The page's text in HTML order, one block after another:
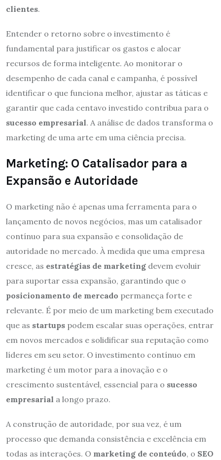
clientes.
Entender o retorno sobre o investimento é
fundamental para justificar os gastos e alocar
recursos de forma inteligente. Ao monitorar o
desempenho de cada canal e campanha, é possível
identificar o que funciona melhor, ajustar as táticas e
garantir que cada centavo investido contribua para o
sucesso empresarial. A análise de dados transforma o
marketing de uma arte em uma ciência precisa.
Marketing: O Catalisador para a
Expansão e Autoridade
O marketing não é apenas uma ferramenta para o
lançamento de novos negócios, mas um catalisador
contínuo para sua expansão e consolidação de
autoridade no mercado. À medida que uma empresa
cresce, as estratégias de marketing devem evoluir
para suportar essa expansão, garantindo que o
posicionamento de mercado permaneça forte e
relevante. É por meio de um marketing bem executado
que as startups podem escalar suas operações, entrar
em novos mercados e solidificar sua reputação como
líderes em seu setor. O investimento contínuo em
marketing é um motor para a inovação e o
crescimento sustentável, essencial para o sucesso
empresarial a longo prazo.
A construção de autoridade, por sua vez, é um
processo que demanda consistência e excelência em
todas as interações. O marketing de conteúdo, o SEO